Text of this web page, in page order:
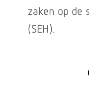
zaken op de
(SEH).